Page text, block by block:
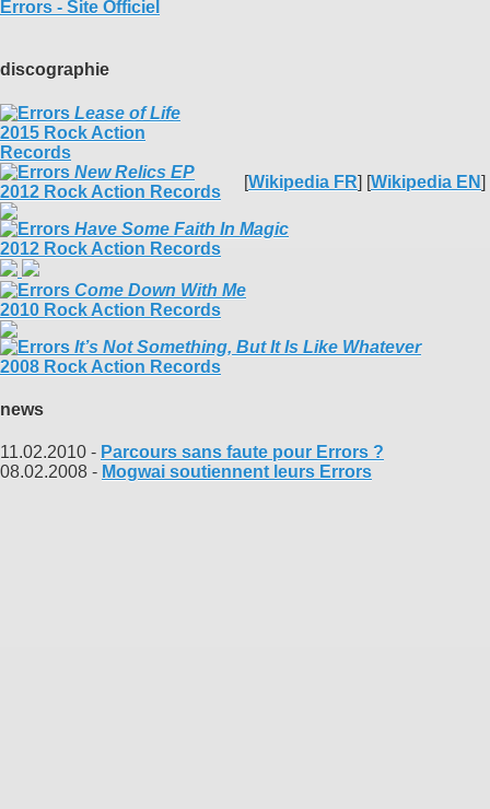
[Wikipedia FR] [Wikipedia EN]
Errors - Site Officiel
discographie
Lease of Life
2015 Rock Action
Records
New Relics EP
2012 Rock Action Records
Have Some Faith In Magic
2012 Rock Action Records
Come Down With Me
2010 Rock Action Records
It’s Not Something, But It Is Like Whatever
2008 Rock Action Records
news
11.02.2010 - Parcours sans faute pour Errors ?
08.02.2008 - Mogwai soutiennent leurs Errors